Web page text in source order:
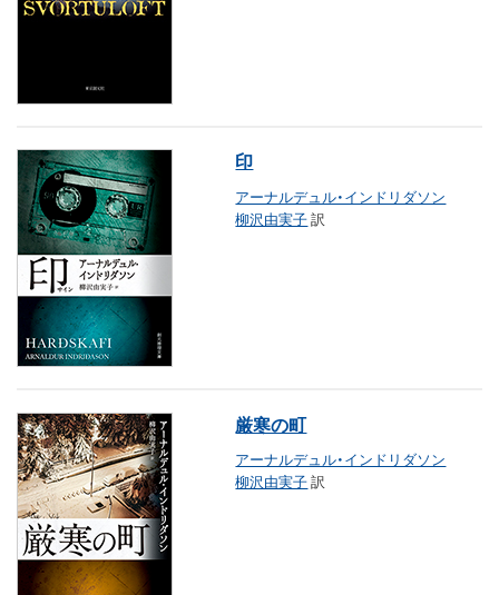
印
アーナルデュル・インドリダソン
柳沢由実子訳
厳寒の町
アーナルデュル・インドリダソン
柳沢由実子訳